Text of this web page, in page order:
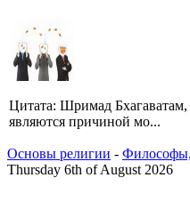
Цитата: Шримад Бхагаватам,
являются причиной мо...
Основы религии -
Thursday 6th of August 2026